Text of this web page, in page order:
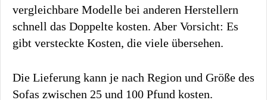
vergleichbare Modelle bei anderen Herstellern
schnell das Doppelte kosten. Aber Vorsicht: Es
gibt versteckte Kosten, die viele übersehen.
Die Lieferung kann je nach Region und Größe des
Sofas zwischen 25 und 100 Pfund kosten.